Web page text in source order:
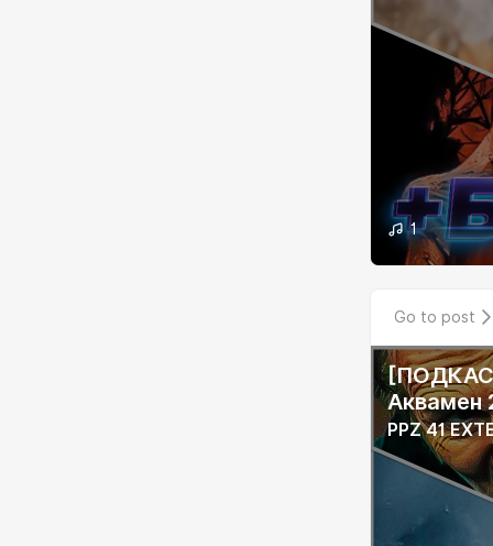
1
Go to post
Аквамен
PPZ 41